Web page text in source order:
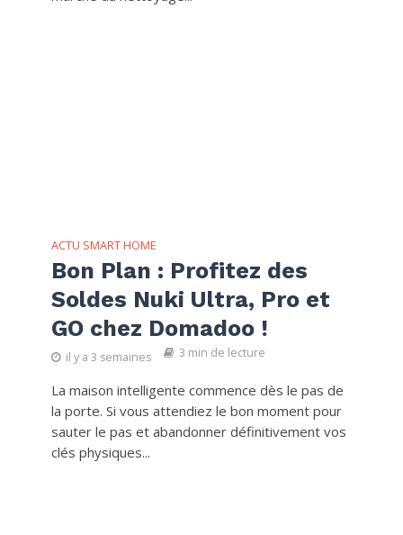
ACTU SMART HOME
Bon Plan : Profitez des
Soldes Nuki Ultra, Pro et
GO chez Domadoo !
il y a 3 semaines 3 min de lecture
La maison intelligente commence dès le pas de
la porte. Si vous attendiez le bon moment pour
sauter le pas et abandonner définitivement vos
clés physiques...